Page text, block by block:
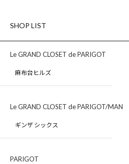
SHOP LIST
Le GRAND CLOSET de PARIGOT
麻布台ヒルズ
Le GRAND CLOSET de PARIGOT/MAN
ギンザ シックス
PARIGOT